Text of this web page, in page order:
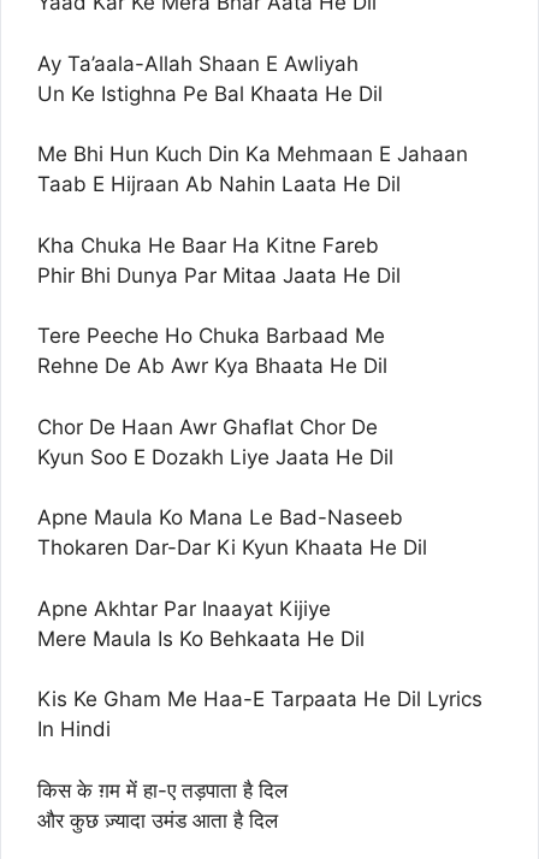
Ay Ta’aala-Allah Shaan E Awliyah
Un Ke Istighna Pe Bal Khaata He Dil
Me Bhi Hun Kuch Din Ka Mehmaan E Jahaan
Taab E Hijraan Ab Nahin Laata He Dil
Kha Chuka He Baar Ha Kitne Fareb
Phir Bhi Dunya Par Mitaa Jaata He Dil
Tere Peeche Ho Chuka Barbaad Me
Rehne De Ab Awr Kya Bhaata He Dil
Chor De Haan Awr Ghaflat Chor De
Kyun Soo E Dozakh Liye Jaata He Dil
Apne Maula Ko Mana Le Bad-Naseeb
Thokaren Dar-Dar Ki Kyun Khaata He Dil
Apne Akhtar Par Inaayat Kijiye
Mere Maula Is Ko Behkaata He Dil
Kis Ke Gham Me Haa-E Tarpaata He Dil Lyrics
In Hindi
किस के ग़म में हा-ए तड़पाता है दिल
और कुछ ज़्यादा उमंड आता है दिल